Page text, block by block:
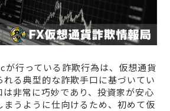
行っている詐欺行為は、仮想通貨
れる典型的な詐欺手口に基づいてい
は非常に巧妙であり、投資家が安心
まうように仕向けるため、初めて仮